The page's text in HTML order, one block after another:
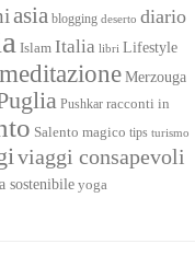
asia blogging deserto diario
Islam Italia libri Lifestyle
meditazioneMerzouga
Pushkar racconti in
Salento magico tips turismo
viaggi consapevoli
sostenibile yoga